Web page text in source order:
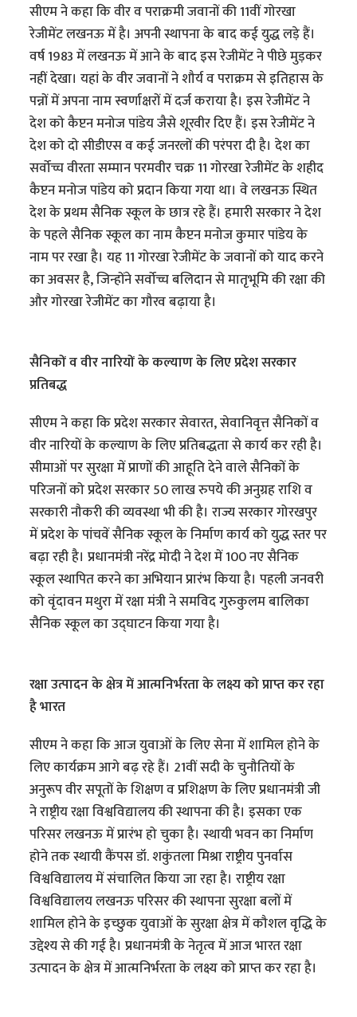
सीएम ने कहा कि वीर व पराक्रमी जवानों की 11वीं गोरखा
रेजीमेंट लखनऊ में है। अपनी स्थापना के बाद कई युद्ध लड़े हैं।
वर्ष 1983 में लखनऊ में आने के बाद इस रेजीमेंट ने पीछे मुड़कर
नहीं देखा। यहां के वीर जवानों ने शौर्य व पराक्रम से इतिहास के
पन्नों में अपना नाम स्वर्णाक्षरों में दर्ज कराया है। इस रेजीमेंट ने
देश को कैप्टन मनोज पांडेय जैसे शूरवीर दिए हैं। इस रेजीमेंट ने
देश को दो सीडीएस व कई जनरलों की परंपरा दी है। देश का
सर्वोच्च वीरता सम्मान परमवीर चक्र 11 गोरखा रेजीमेंट के शहीद
कैप्टन मनोज पांडेय को प्रदान किया गया था। वे लखनऊ स्थित
देश के प्रथम सैनिक स्कूल के छात्र रहे हैं। हमारी सरकार ने देश
के पहले सैनिक स्कूल का नाम कैप्टन मनोज कुमार पांडेय के
नाम पर रखा है। यह 11 गोरखा रेजीमेंट के जवानों को याद करने
का अवसर है, जिन्होंने सर्वोच्च बलिदान से मातृभूमि की रक्षा की
और गोरखा रेजीमेंट का गौरव बढ़ाया है।
सैनिकों व वीर नारियों के कल्याण के लिए प्रदेश सरकार
प्रतिबद्ध
सीएम ने कहा कि प्रदेश सरकार सेवारत, सेवानिवृत्त सैनिकों व
वीर नारियों के कल्याण के लिए प्रतिबद्धता से कार्य कर रही है।
सीमाओं पर सुरक्षा में प्राणों की आहूति देने वाले सैनिकों के
परिजनों को प्रदेश सरकार 50 लाख रुपये की अनुग्रह राशि व
सरकारी नौकरी की व्यवस्था भी की है। राज्य सरकार गोरखपुर
में प्रदेश के पांचवें सैनिक स्कूल के निर्माण कार्य को युद्ध स्तर पर
बढ़ा रही है। प्रधानमंत्री नरेंद्र मोदी ने देश में 100 नए सैनिक
स्कूल स्थापित करने का अभियान प्रारंभ किया है। पहली जनवरी
को वृंदावन मथुरा में रक्षा मंत्री ने समविद गुरुकुलम बालिका
सैनिक स्कूल का उद्घाटन किया गया है।
रक्षा उत्पादन के क्षेत्र में आत्मनिर्भरता के लक्ष्य को प्राप्त कर रहा
है भारत
सीएम ने कहा कि आज युवाओं के लिए सेना में शामिल होने के
लिए कार्यक्रम आगे बढ़ रहे हैं। 21वीं सदी के चुनौतियों के
अनुरूप वीर सपूतों के शिक्षण व प्रशिक्षण के लिए प्रधानमंत्री जी
ने राष्ट्रीय रक्षा विश्वविद्यालय की स्थापना की है। इसका एक
परिसर लखनऊ में प्रारंभ हो चुका है। स्थायी भवन का निर्माण
होने तक स्थायी कैंपस डॉ. शकुंतला मिश्रा राष्ट्रीय पुनर्वास
विश्वविद्यालय में संचालित किया जा रहा है। राष्ट्रीय रक्षा
विश्वविद्यालय लखनऊ परिसर की स्थापना सुरक्षा बलों में
शामिल होने के इच्छुक युवाओं के सुरक्षा क्षेत्र में कौशल वृद्धि के
उद्देश्य से की गई है। प्रधानमंत्री के नेतृत्व में आज भारत रक्षा
उत्पादन के क्षेत्र में आत्मनिर्भरता के लक्ष्य को प्राप्त कर रहा है।